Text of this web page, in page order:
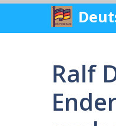
Skip
content
Ralf